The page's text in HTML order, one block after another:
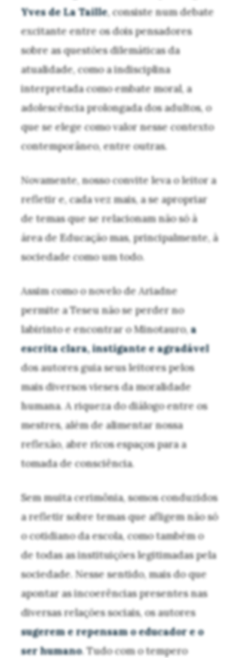
Yves de La Taille, consiste num debate
excitante entre os dois pensadores
sobre as questões dilemáticas da
atualidade, como a indisciplina
interpretada como embate moral, a
adolescência prolongada dos adultos, o
que se elege como valor nesse contexto
contemporâneo, entre outras.
Novamente, nosso convite leva o leitor a
refletir e, cada vez mais, a se apropriar
de temas que se relacionam não só à
área de Educação mas, principalmente, à
sociedade como um todo.
Assim como o novelo de Ariadne
permite a Teseu não se perder no
labirinto e encontrar o Minotauro,a
escrita clara, instigante e agradável
dos autores guia seus leitores pelos
mais diversos vieses da moralidade
humana. A riqueza do diálogo entre os
mestres, além de alimentar nossa
reflexão, abre ricos espaços para a
tomada de consciência.
Sem muita cerimônia, somos conduzidos
a refletir sobre temas que afligem não só
o cotidiano da escola, como também o
de todas as instituições legitimadas pela
sociedade. Nesse sentido, mais do que
apontar as incoerências presentes nas
diversas relações sociais, os autores
sugerem e repensam o educador e o
ser humano. Tudo com o tempero